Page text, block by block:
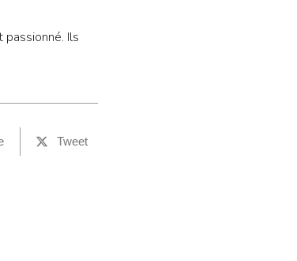
passionné. Ils
Tweet